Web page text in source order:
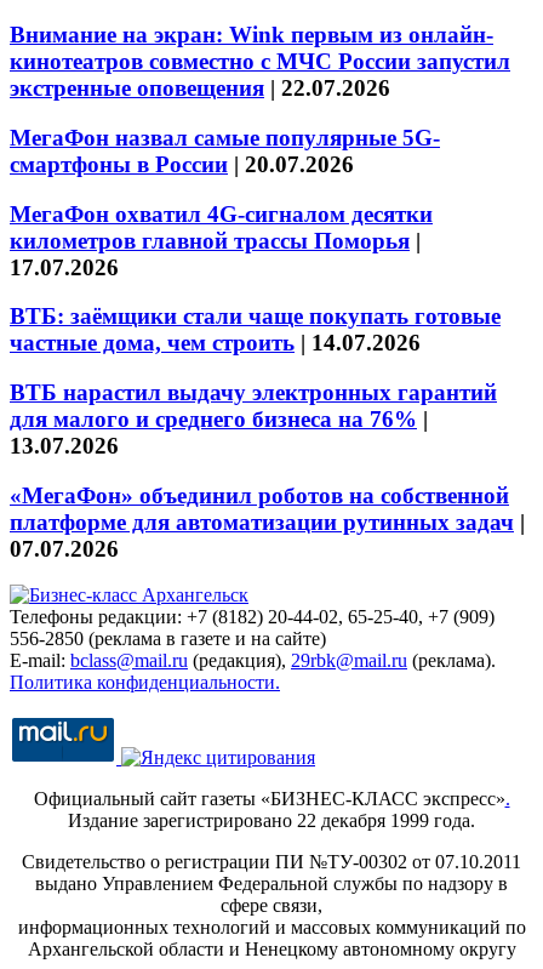
Внимание на экран: Wink первым из онлайн-
кинотеатров совместно с МЧС России запустил
экстренные оповещения | 22.07.2026
МегаФон назвал самые популярные 5G-
смартфоны в России | 20.07.2026
МегаФон охватил 4G-сигналом десятки
километров главной трассы Поморья |
17.07.2026
ВТБ: заёмщики стали чаще покупать готовые
частные дома, чем строить | 14.07.2026
ВТБ нарастил выдачу электронных гарантий
для малого и среднего бизнеса на 76% |
13.07.2026
«МегаФон» объединил роботов на собственной
платформе для автоматизации рутинных задач |
07.07.2026
Телефоны редакции: +7 (8182) 20-44-02, 65-25-40, +7 (909)
556-2850 (реклама в газете и на сайте)
E-mail: bclass@mail.ru (редакция), 29rbk@mail.ru (реклама).
Политика конфиденциальности.
Официальный сайт газеты «БИЗНЕС-КЛАСС экспресс».
Издание зарегистрировано 22 декабря 1999 года.
Свидетельство о регистрации ПИ №ТУ-00302 от 07.10.2011
выдано Управлением Федеральной службы по надзору в
сфере связи,
информационных технологий и массовых коммуникаций по
Архангельской области и Ненецкому автономному округу